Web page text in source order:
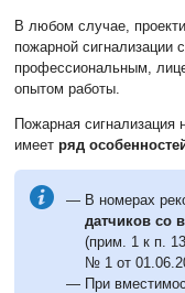
В любом случае,
пожарной сигнализации
профессиональным,
опытом работы.
Пожарная сигнализация
имеет ряд
В номерах
датчиков со
(прим. 1 к п.
№ 1 от
При